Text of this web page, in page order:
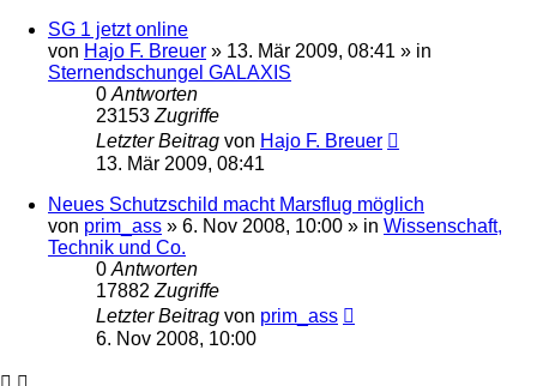
SG 1 jetzt online
von Hajo F. Breuer » 13. Mär 2009, 08:41 » in
Sternendschungel GALAXIS
0 Antworten
23153 Zugriffe
Letzter Beitrag von Hajo F. Breuer
13. Mär 2009, 08:41
Neues Schutzschild macht Marsflug möglich
von prim_ass » 6. Nov 2008, 10:00 » in Wissenschaft,
Technik und Co.
0 Antworten
17882 Zugriffe
Letzter Beitrag von prim_ass
6. Nov 2008, 10:00